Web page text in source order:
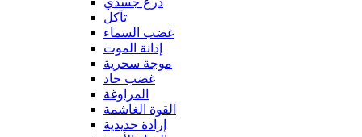
تآكل
غضب السماء
إدانة الموت
موجة سحرية
غضب حاد
المراوغة
القوة الغاشمة
إرادة حديدية